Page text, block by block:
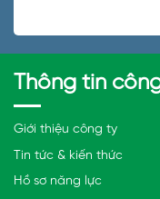
Thông tin
Giới thiệu công ty
Tin tức & kiến thức
Hồ sơ năng lực